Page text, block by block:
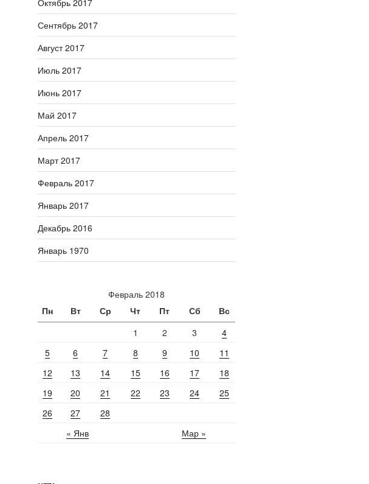
Октябрь 2017
Сентябрь 2017
Август 2017
Июль 2017
Июнь 2017
Май 2017
Апрель 2017
Март 2017
Февраль 2017
Январь 2017
Декабрь 2016
Январь 1970
Февраль 2018
Пн
Вт Ср Чт Пт Сб Вс
« Янв Мар »
1 2 3
4
5
6 7 8 9 10
11
12
13 14 15 16 17
18
19
20 21 22 23 24
25
26
27 28